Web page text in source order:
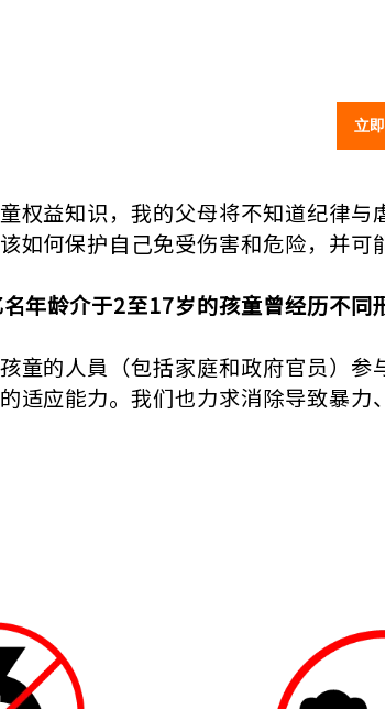
立
权益知识，我的父母将不知道纪律
如何保护自己免受伤害和危险，并可
年龄介于2至17岁的孩童曾经历不同
童的人員（包括家庭和政府官员）
适应能力。我们也力求消除导致暴力